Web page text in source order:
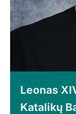
Leonas
Katalikų